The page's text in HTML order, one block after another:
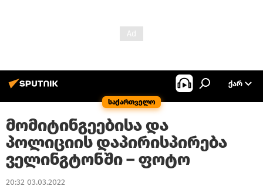
საქართველო
ᲥᲐᲠ
მომიტინგეებისა და
პოლიციის დაპირისპირება
ველინგტონში – ფოტო
20:32 03.03.2022